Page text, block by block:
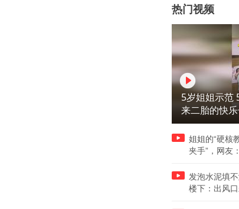
热门视频
5岁姐姐示范
来二胎的快
姐姐的“硬核
夹手”，网友
发泡水泥填
楼下：出风